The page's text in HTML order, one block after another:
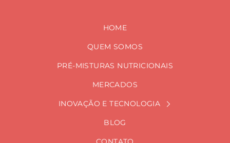
HOME
QUEM SOMOS
PRÉ-MISTURAS NUTRICIONAIS
MERCADOS
INOVAÇÃO E TECNOLOGIA
BLOG